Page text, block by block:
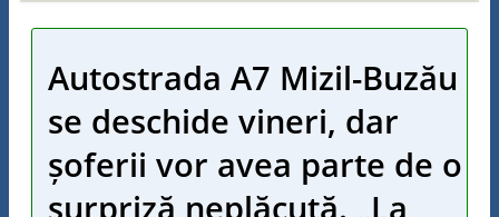
Autostrada A7 Mizil-Buzău
se deschide vineri, dar
șoferii vor avea parte de o
surpriză neplăcută. „La